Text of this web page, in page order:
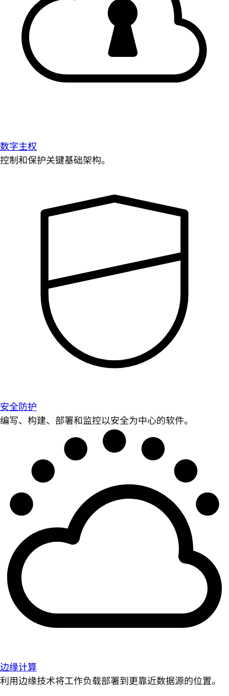
数字主权
控制和保护关键基础架构。
安全防护
编写、构建、部署和监控以安全为中心的软件。
边缘计算
利用边缘技术将工作负载部署到更靠近数据源的位置。